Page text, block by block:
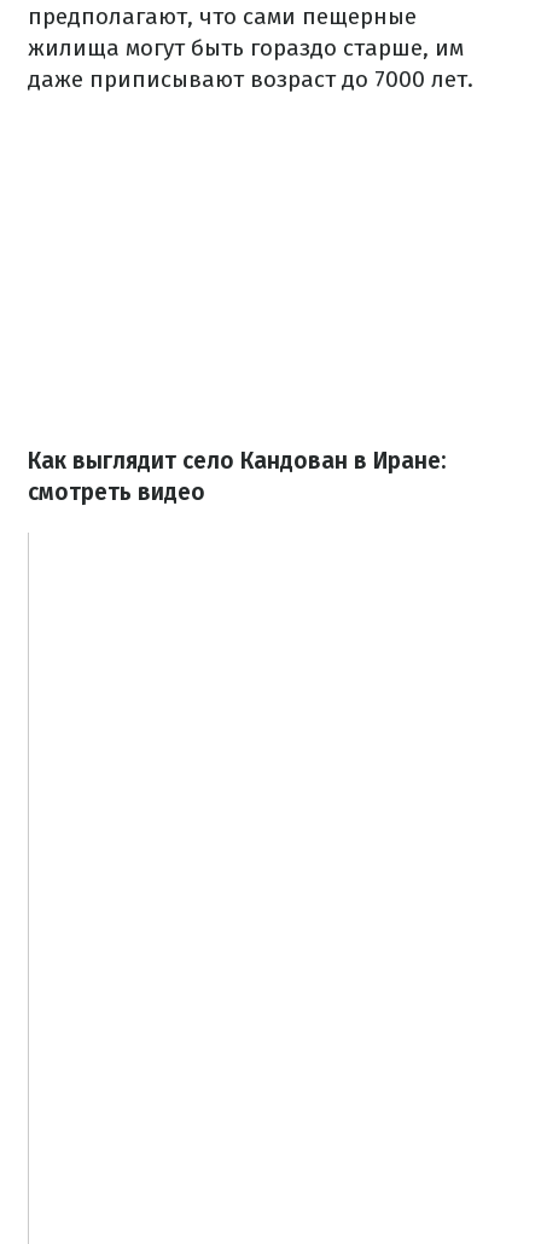
предполагают, что сами пещерные
жилища могут быть гораздо старше, им
даже приписывают возраст до 7000 лет.
Как выглядит село Кандован в Иране:
смотреть видео